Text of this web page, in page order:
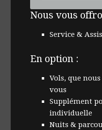
Nous vous
Service &
En option :
Vols, que
vous
Supplément
individuelle
Nuits &